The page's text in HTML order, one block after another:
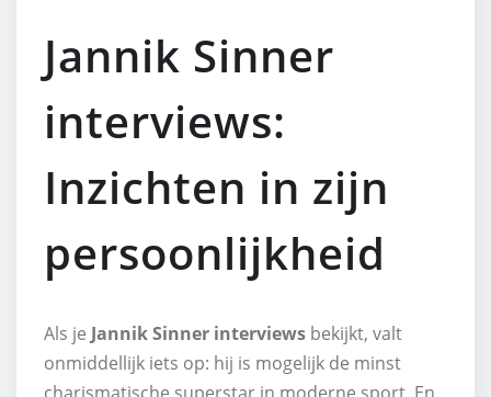
Jannik Sinner
interviews:
Inzichten in zijn
persoonlijkheid
Als je Jannik Sinner interviews bekijkt, valt
onmiddellijk iets op: hij is mogelijk de minst